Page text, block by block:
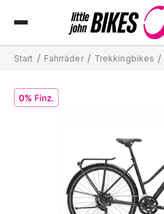
Start / Fahrräder / Trekkingbikes /